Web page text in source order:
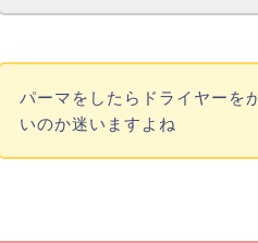
パーマをしたらドライヤーを
いのか迷いますよね